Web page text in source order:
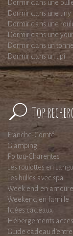
Dormir dans une
Dormir dans une tiny
Dormir dans une
Dormir dans une
Dormir dans un
Dormir dans un tipi
Top
Franche-Comté
Glamping
Poitou-Charentes
Les roulottes en
Les bulles avec spa
Week end en
Weekend en famille
Idées cadeaux
Hébergements
Guide cadeau